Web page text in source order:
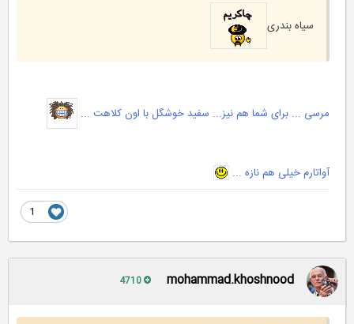
سیاه بندری
مرسی ... برای شما هم نیز... سفید خوشگل با اون کلاهت ...
آواتارم خیلی هم نازه ...
mohammad.khoshnood